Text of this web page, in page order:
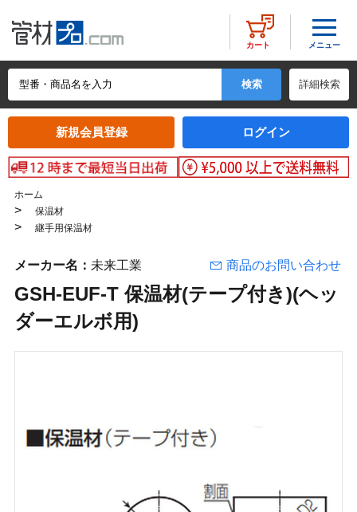
詳細検索
カート
新規会員登録 ログイン
メニュー
ホーム
> 保温材
> 継手用保温材
メーカー名： 未来工業 商品のお問い合わせ
GSH-EUF-T 保温材(テープ付き)(ヘッ
ダーエルボ用)